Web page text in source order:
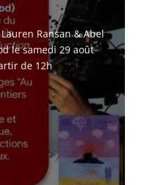
Ransan & Abel
le samedi 29 août
de 12h